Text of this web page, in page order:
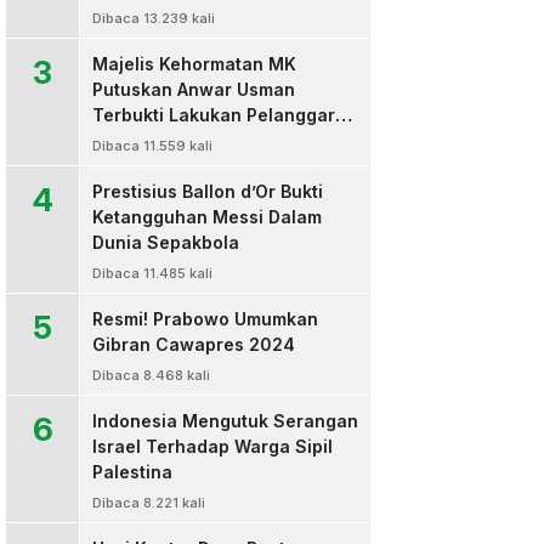
Dibaca 13.239 kali
3
Majelis Kehormatan MK
Putuskan Anwar Usman
Terbukti Lakukan Pelanggaran
Berat Kode Etik dan
Dibaca 11.559 kali
4
Prestisius Ballon d’Or Bukti
Ketangguhan Messi Dalam
Dunia Sepakbola
Dibaca 11.485 kali
5
Resmi! Prabowo Umumkan
Gibran Cawapres 2024
Dibaca 8.468 kali
6
Indonesia Mengutuk Serangan
Israel Terhadap Warga Sipil
Palestina
Dibaca 8.221 kali